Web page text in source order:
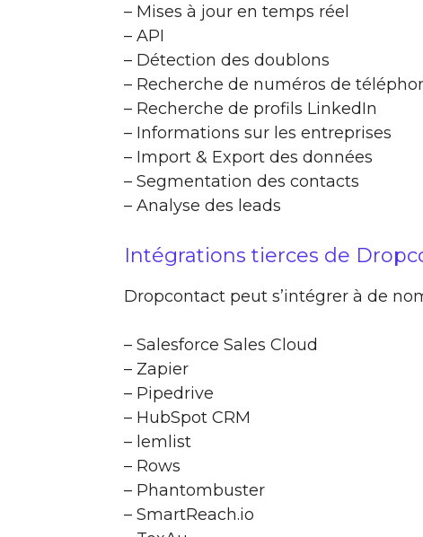
– Mises à jour en temps réel
– API
– Détection des doublons
– Recherche de numéros de
– Recherche de profils LinkedIn
– Informations sur les entreprises
– Import & Export des données
– Segmentation des contacts
– Analyse des leads
Intégrations tierces de
Dropcontact peut s’intégrer à de
– Salesforce Sales Cloud
– Zapier
– Pipedrive
– HubSpot CRM
– lemlist
– Rows
– Phantombuster
– SmartReach.io